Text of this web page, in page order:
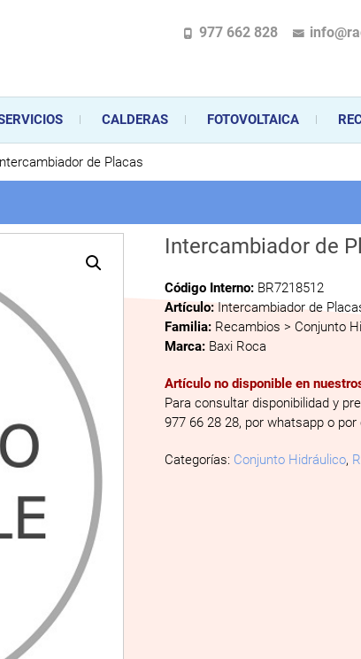
en la instalación, comercialización y mantenimiento de gas y
gas, climatización o electrodomésticos, desde el asesoramiento
977 662 828
CALDERAS FOTOVOLTAICA
de Placas
Intercambiador de
Código Interno: BR7218512
Artículo: Intercambiador de
Familia: Recambios > Conjunto
Marca: Baxi Roca
Artículo no disponible en
Para consultar disponibilidad y
977 66 28 28, por whatsapp o
Categorías: Conjunto Hidráulico,